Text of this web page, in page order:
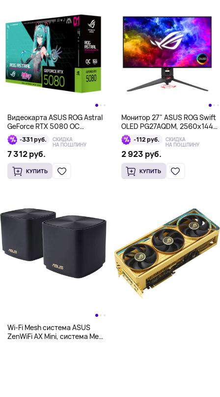
Видеокарта ASUS ROG Astral
GeForce RTX 5080 OC
Hatsune Miku Edition,
изумрудный
-331 руб. СКИДКА
НА ПОШЛИНУ
7 312 руб.
КУПИТЬ
Монитор 27" ASUS ROG Swift
OLED PG27AQDM, 2560x1440,
OLED, черный
-112 руб. СКИДКА
НА ПОШЛИНУ
2 923 руб.
КУПИТЬ
Wi-Fi Mesh система ASUS
ZenWiFi AX Mini, система Mesh